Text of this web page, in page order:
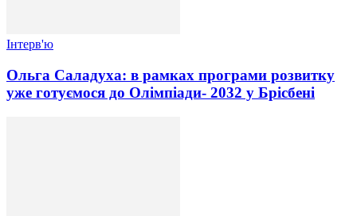
Інтерв'ю
Ольга Саладуха: в рамках програми розвитку
уже готуємося до Олімпіади- 2032 у Брісбені